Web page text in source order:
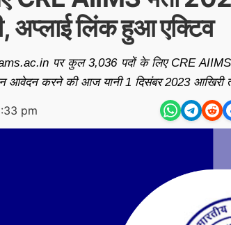
अप्लाई लिंक हुआ एक्टिव
पर कुल 3,036 पदों के लिए CRE AIIMS
आवेदन करने की आज यानी 1 दिसंबर 2023 आखिरी
pm